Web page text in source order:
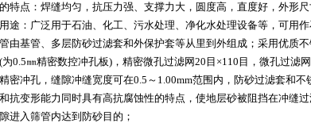
特点：焊缝均匀，抗压力强、支撑力大，圆度高，直度好，外形
途：广泛用于石油、化工、污水处理、净化水处理设备等，可用
由基管、多层防砂过滤套和外保护套等从里到外组成；采用优质
0.5㎜精密数控冲孔板)，精密微孔过滤网20目×110目，微孔过滤
密冲孔，缝隙冲缝宽度可在0.5～1.00mm范围内，防砂过滤套和
抗变形能力同时具有高抗腐蚀性的特点，使地层砂被阻挡在冲缝
进入筛管内达到防砂目的；